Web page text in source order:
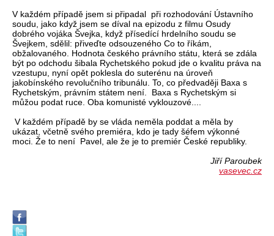
V každém případě jsem si připadal při rozhodování Ústavního
soudu, jako když jsem se díval na epizodu z filmu Osudy
dobrého vojáka Švejka, když přísedící hrdelního soudu se
Švejkem, sdělil: přiveďte odsouzeného Co to říkám,
obžalovaného. Hodnota českého právního státu, která se zdála
být po odchodu šibala Rychetského pokud jde o kvalitu práva na
vzestupu, nyní opět poklesla do suterénu na úroveň
jakobínského revolučního tribunálu. To, co předvaději Baxa s
Rychetským, právním státem není. Baxa s Rychetským si
můžou podat ruce. Oba komunisté vyklouzové....
V každém případě by se vláda neměla poddat a měla by
ukázat, včetně svého premiéra, kdo je tady šéfem výkonné
moci. Že to není Pavel, ale že je to premiér České republiky.
Jiří Paroubek
vasevec.cz